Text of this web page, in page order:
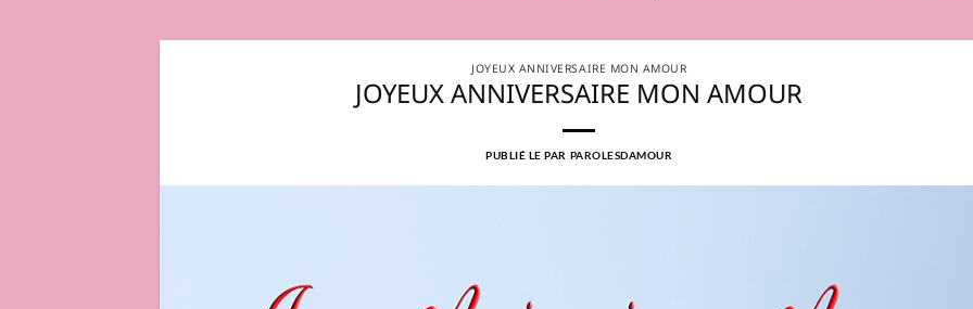
JOYEUX ANNIVERSAIRE MON AMOUR
JOYEUX ANNIVERSAIRE MON AMOUR
PUBLIÉ LEPAR PAROLESDAMOUR